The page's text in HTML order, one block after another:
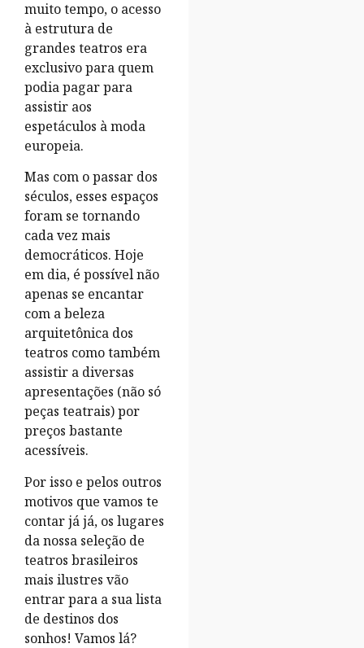
muito tempo, o acesso
à estrutura de
grandes teatros era
exclusivo para quem
podia pagar para
assistir aos
espetáculos à moda
europeia.
Mas com o passar dos
séculos, esses espaços
foram se tornando
cada vez mais
democráticos. Hoje
em dia, é possível não
apenas se encantar
com a beleza
arquitetônica dos
teatros como também
assistir a diversas
apresentações (não só
peças teatrais) por
preços bastante
acessíveis.
Por isso e pelos outros
motivos que vamos te
contar já já, os lugares
da nossa seleção de
teatros brasileiros
mais ilustres vão
entrar para a sua lista
de destinos dos
sonhos! Vamos lá?